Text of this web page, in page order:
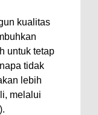
kualitas
untuk tetap
tidak
lebih
melalui